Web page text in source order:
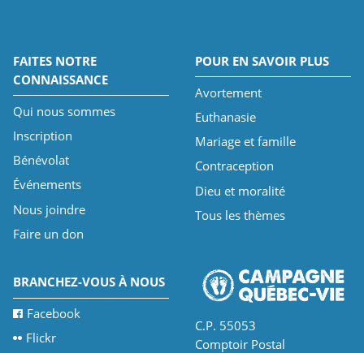
FAITES NOTRE
CONNAISSANCE
Qui nous sommes
Inscription
Bénévolat
Événements
Nous joindre
Faire un don
POUR EN SAVOIR PLUS
Avortement
Euthanasie
Mariage et famille
Contraception
Dieu et moralité
Tous les thèmes
BRANCHEZ-VOUS À NOUS
Facebook
Flickr
C.P. 55053
Comptoir Postal